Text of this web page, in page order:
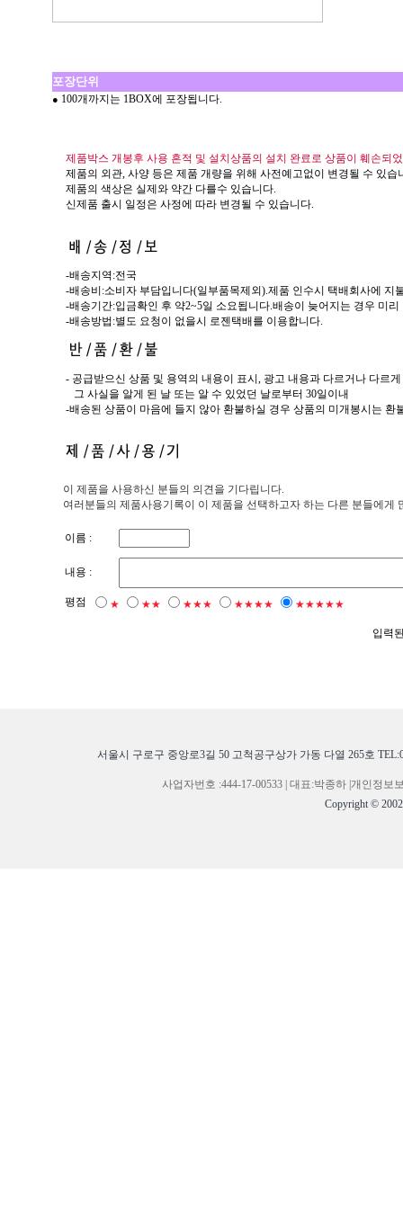
포장단위
● 100개까지는 1BOX에 포장됩니다.
제품박스 개봉후 사용 흔적 및 설치상품의 설치 완료로 상품이 훼손되
제품의 외관, 사양 등은 제품 개량을 위해 사전예고없이 변경될 수 있습
제품의 색상은 실제와 약간 다를수 있습니다.
신제품 출시 일정은 사정에 따라 변경될 수 있습니다.
-배송지역:전국
-배송비:소비자 부담입니다(일부품목제외).제품 인수시 택배회사에
-배송기간:입금확인 후 약2~5일 소요됩니다.배송이 늦어지는 경우 미리
-배송방법:별도 요청이 없을시 로젠택배를 이용합니다.
- 공급받으신 상품 및 용역의 내용이 표시, 광고 내용과 다르거나 다르
그 사실을 알게 된 날 또는 알 수 있었던 날로부터 30일이내
-배송된 상품이 마음에 들지 않아 환불하실 경우 상품의 미개봉시는
이 제품을 사용하신 분들의 의견을 기다립니다.
여러분들의 제품사용기록이 이 제품을 선택하고자 하는 다른 분들에
이름 :
내용 :
평점 ★ ★★ ★★★ ★★★★ ★★★★★
입력
서울시 구로구 중앙로3길 50 고척공구상가 가동 다열 265호
사업자번호 :444-17-00533 | 대표:박종하 |개인정
Copyright ©